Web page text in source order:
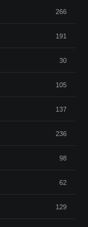
266
191
30
105
137
236
98
62
129